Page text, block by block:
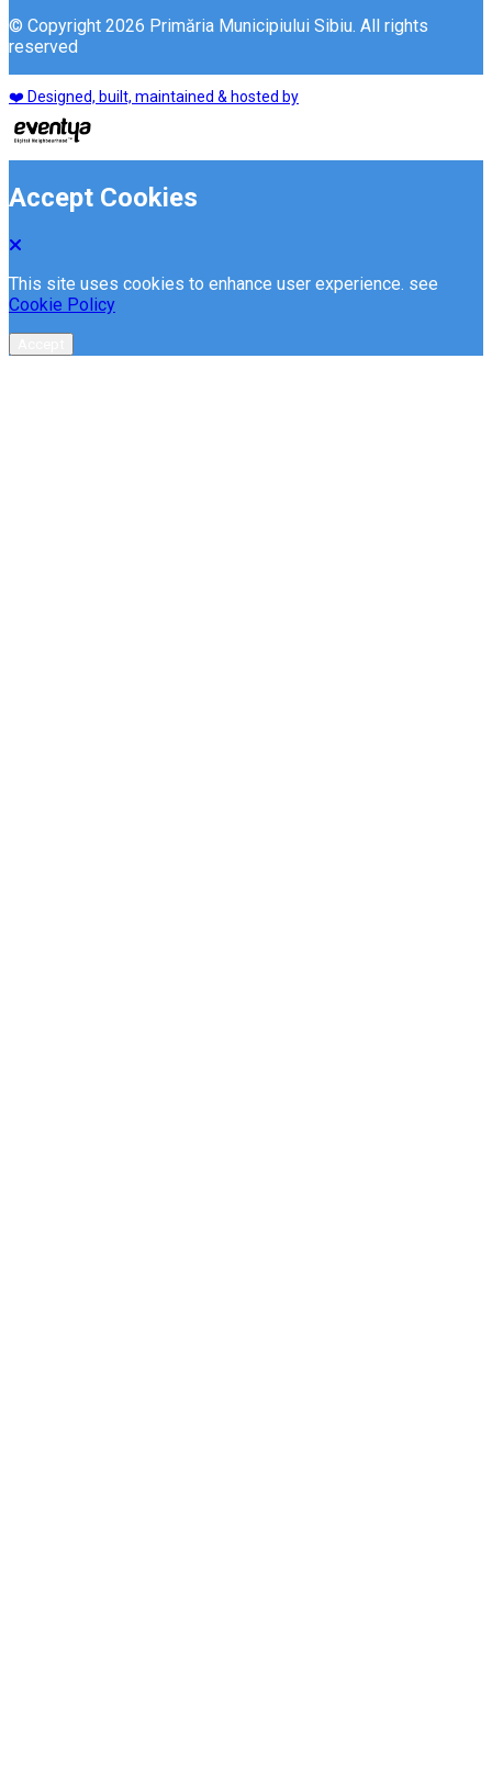
© Copyright 2026 Primăria Municipiului Sibiu. All rights
reserved
❤️ Designed, built, maintained & hosted by
Accept Cookies
This site uses cookies to enhance user experience. see
Cookie Policy